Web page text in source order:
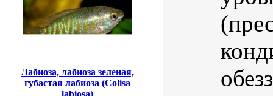
Лабиоза, лабиоза зеленая,
губастая лабиоза (Colisa
labiosa)